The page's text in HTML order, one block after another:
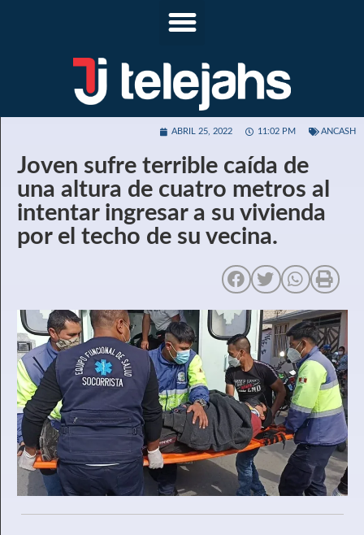
ABRIL 25, 2022 11:02 PM ANCASH
Joven sufre terrible caída de
una altura de cuatro metros al
intentar ingresar a su vivienda
por el techo de su vecina.